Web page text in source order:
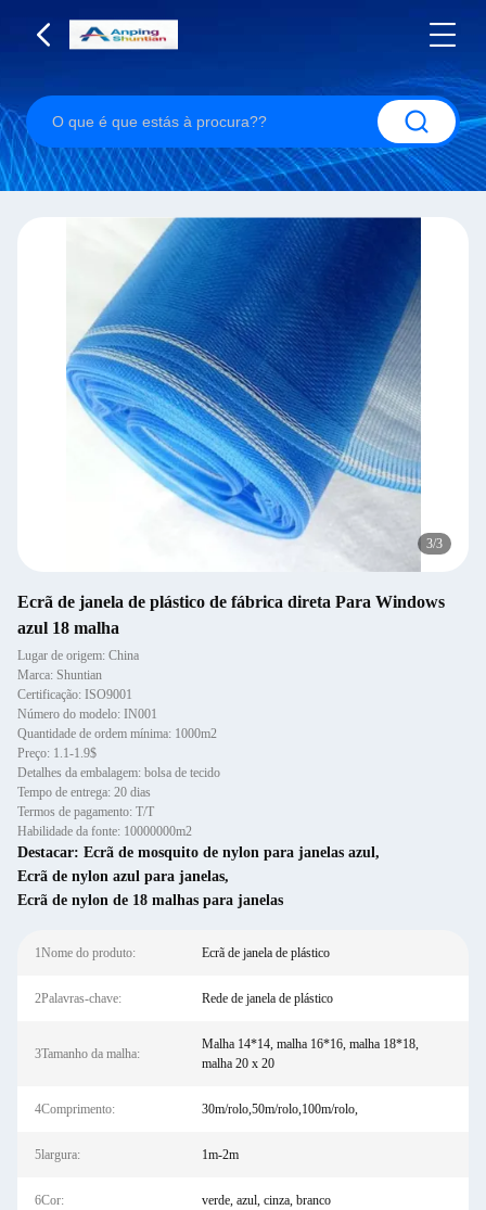
3/3
Ecrã de janela de plástico de fábrica direta Para Windows
azul 18 malha
Lugar de origem: China
Marca: Shuntian
Certificação: ISO9001
Número do modelo: IN001
Quantidade de ordem mínima: 1000m2
Preço: 1.1-1.9$
Detalhes da embalagem: bolsa de tecido
Tempo de entrega: 20 dias
Termos de pagamento: T/T
Habilidade da fonte: 10000000m2
Destacar: Ecrã de mosquito de nylon para janelas azul,
Ecrã de nylon azul para janelas,
Ecrã de nylon de 18 malhas para janelas
1Nome do produto: Ecrã de janela de plástico
2Palavras-chave: Rede de janela de plástico
3Tamanho da malha:
Malha 14*14, malha 16*16, malha 18*18,
malha 20 x 20
4Comprimento: 30m/rolo,50m/rolo,100m/rolo,
5largura: 1m-2m
6Cor: verde, azul, cinza, branco